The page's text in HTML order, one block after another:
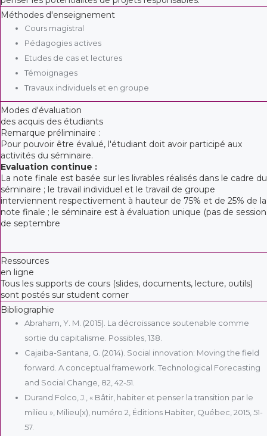
Méthodes d'enseignement
Cours magistral
Pédagogies actives
Etudes de cas et lectures
Témoignages
Travaux individuels et en groupe
Modes d'évaluation
des acquis des étudiants
Remarque préliminaire :
Pour pouvoir être évalué, l'étudiant doit avoir participé aux
activités du séminaire.
Evaluation continue :
La note finale est basée sur les livrables réalisés dans le cadre du
séminaire ; le travail individuel et le travail de groupe
interviennent respectivement à hauteur de 75% et de 25% de la
note finale ; le séminaire est à évaluation unique (pas de session
de septembre
Ressources
en ligne
Tous les supports de cours (slides, documents, lecture, outils)
sont postés sur student corner
Bibliographie
Abraham, Y. M. (2015). La décroissance soutenable comme
sortie du capitalisme. Possibles, 138.
Cajaiba-Santana, G. (2014). Social innovation: Moving the field
forward. A conceptual framework. Technological Forecasting
and Social Change, 82, 42-51.
Durand Folco, J., « Bâtir, habiter et penser la transition par le
milieu », Milieu(x), numéro 2, Éditions Habiter, Québec, 2015, 51-
57.